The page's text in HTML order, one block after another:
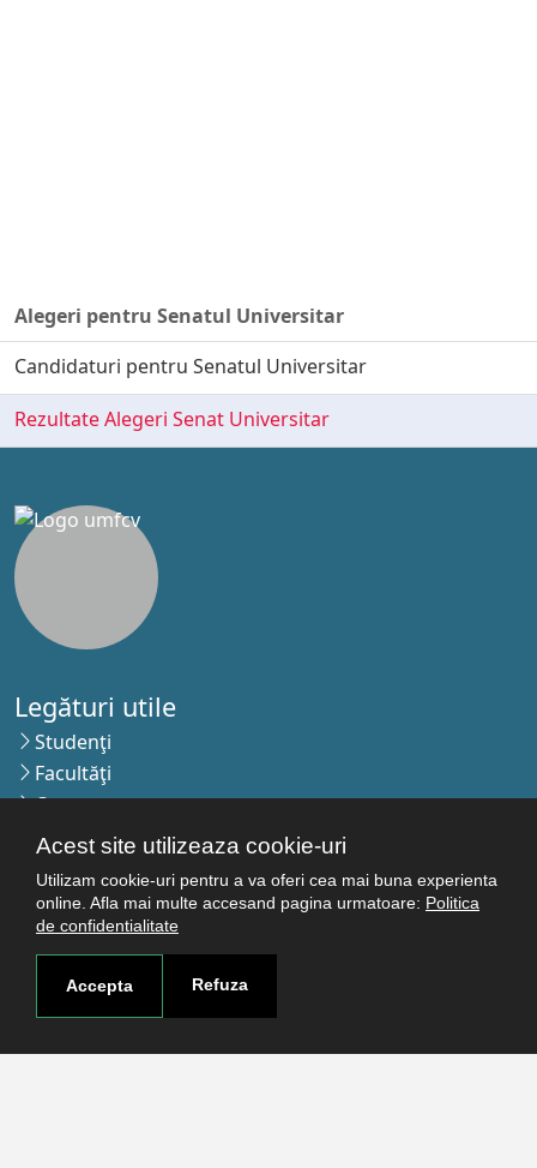
Acest site utilizeaza cookie-uri
Utilizam cookie-uri pentru a va oferi cea mai buna experienta
online. Afla mai multe accesand pagina urmatoare: Politica
de confidentialitate
Accepta Refuza
Alegeri pentru Senatul Universitar
Candidaturi pentru Senatul Universitar
Rezultate Alegeri Senat Universitar
Legături utile
Studenţi
Facultăţi
Cercetare
Termeni şi condiţii
Autentificare
Contact
Pagina de contact
Cum ajungi aici